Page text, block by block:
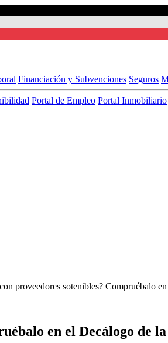
Financiación y Subvenciones Seguros
Portal de Empleo Portal Inmobiliario
proveedores sotenibles? Compruébalo
en el Decálogo de